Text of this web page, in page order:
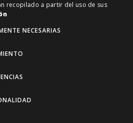
recopilado a partir del uso de sus
NECESARIAS